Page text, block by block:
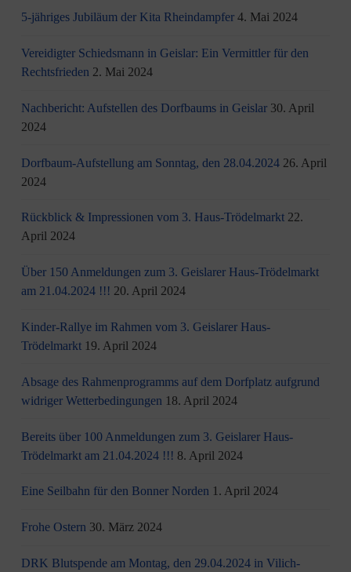
5-jähriges Jubiläum der Kita Rheindampfer 4. Mai 2024
Vereidigter Schiedsmann in Geislar: Ein Vermittler für den
Rechtsfrieden 2. Mai 2024
Nachbericht: Aufstellen des Dorfbaums in Geislar 30. April
2024
Dorfbaum-Aufstellung am Sonntag, den 28.04.2024 26. April
2024
Rückblick & Impressionen vom 3. Haus-Trödelmarkt 22.
April 2024
Über 150 Anmeldungen zum 3. Geislarer Haus-Trödelmarkt
am 21.04.2024 !!! 20. April 2024
Kinder-Rallye im Rahmen vom 3. Geislarer Haus-
Trödelmarkt 19. April 2024
Absage des Rahmenprogramms auf dem Dorfplatz aufgrund
widriger Wetterbedingungen 18. April 2024
Bereits über 100 Anmeldungen zum 3. Geislarer Haus-
Trödelmarkt am 21.04.2024 !!! 8. April 2024
Eine Seilbahn für den Bonner Norden 1. April 2024
Frohe Ostern 30. März 2024
DRK Blutspende am Montag, den 29.04.2024 in Vilich-